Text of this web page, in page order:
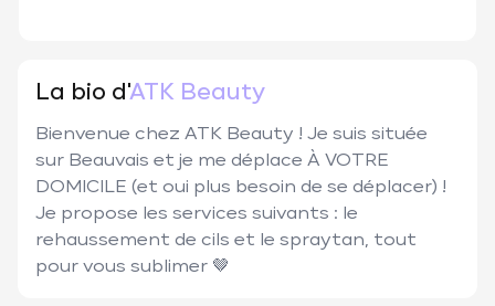
La bio d'ATK Beauty
Bienvenue chez ATK Beauty ! Je suis située
sur Beauvais et je me déplace À VOTRE
DOMICILE (et oui plus besoin de se déplacer) !
Je propose les services suivants : le
rehaussement de cils et le spraytan, tout
pour vous sublimer 🤎